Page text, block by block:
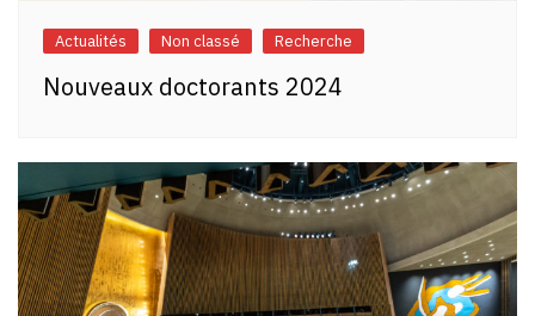
Actualités Non classé Recherche
Nouveaux doctorants 2024